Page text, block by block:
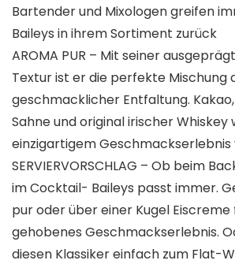
Bartender und Mixologen greifen
Baileys in ihrem Sortiment zurück
AROMA PUR – Mit seiner
Textur ist er die perfekte Mischung
geschmacklicher Entfaltung.
Sahne und original irischer Whiskey
einzigartigem
SERVIERVORSCHLAG – Ob beim
im Cocktail- Baileys passt immer.
pur oder über einer Kugel Eiscreme
gehobenes Geschmackserlebnis.
diesen Klassiker einfach zum Flat-